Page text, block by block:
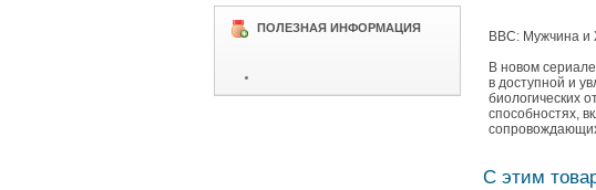
ПОЛЕЗНАЯ ИНФОРМАЦИЯ
BBC: Мужчина
В новом
в доступной и
биологических
способностях,
С этим